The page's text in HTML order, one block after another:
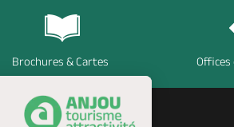
Brochures & Cartes